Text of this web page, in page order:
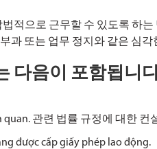
적으로 근무할 수 있도록 하
과 또는 업무 정지와 같은 심
다음이 포함됩니
quan. 관련 법률 규정에 대한 컨
được cấp giấy phép lao động.